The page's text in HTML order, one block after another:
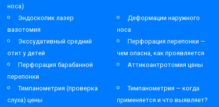
носа)
Эндоскопик лазер
вазотомия
Деформации наружного
носа
Экссудативный средний
отит у детей
Перфорация перепонки —
чем опасна, как проявляется
Перфорация барабанной
перепонки
Аттикоантротомия цены
Тимпанометрия (проверка
слуха) цены
Тимпанометрия — когда
применяется и что выявляет?